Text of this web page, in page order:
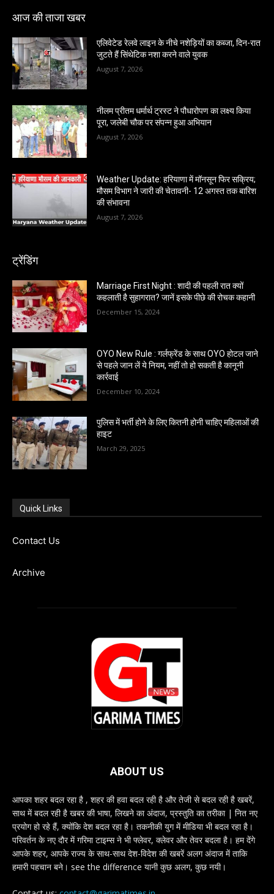
आज की ताजा खबर
एलिवेटेड रेलवे लाइन के नीचे नशेड़ियों का कब्जा, दिन-रात
जुटते हैं सिंथेटिक नशा करने वाले युवक
August 7, 2026
नीलम प्रीतम धर्मार्थ ट्रस्ट ने पौधारोपण का लक्ष्य किया
पूरा, जलेबी चौक पर संपन्न हुआ अभियान
August 7, 2026
Weather Update: हरियाणा में मॉनसून फिर सक्रिय;
मौसम विभाग ने जारी की चेतावनी- 12 अगस्त तक बारिश
की संभावना
August 7, 2026
ट्रेंडिंग
Marriage First Night : शादी की पहली रात क्यों
कहलाती है सुहागरात? जानें इसके पीछे की रोचक कहानी
December 15, 2024
OYO New Rule : गर्लफ्रेंड के साथ OYO होटल जाने
से पहले जान लें ये नियम, नहीं तो हो सकती है कानूनी
कार्रवाई
December 10, 2024
पुलिस में भर्ती होने के लिए कितनी होनी चाहिए महिलाओं की
हाइट
March 29, 2025
Quick Links
Contact Us
Archive
ABOUT US
आपका शहर बदल रहा है , शहर की हवा बदल रही है और तेजी से बदल रही है खबरें,
साथ में बदल रही है खबर की भाषा, लिखने का अंदाज, प्रस्तुति का तरीका | नित नए
प्रयोग हो रहे हैं, क्योंकि देश बदल रहा है। तकनीकी युग में मीडिया भी बदल रहा है।
परिवर्तन के नए दौर में गरिमा टाइम्स ने भी फ्लेवर, क्लेवर और तेवर बदला है। हम देंगे
आपके शहर, आपके राज्य के साथ-साथ देश-विदेश की खबरें अलग अंदाज में ताकि
हमारी पहचान बने। see the difference यानी कुछ अलग, कुछ नयी।